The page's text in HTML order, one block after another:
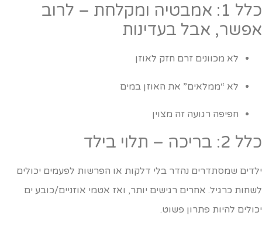
כלל 1: אמבטיה ומקלחת – לרוב
אבל בעדינות
לא מכוונים זרם חזק לאוזן
לא “ממלאים” את האוזן במים
חפיפה רגועה זה מצוין
בריכה – תלוי בילד
שמסתדרים נהדר בלי דלקות או הפרשות לפעמים יכולים
כרגיל. אחרים רגישים יותר, ואז אטמי אוזניים/כובע ים
להיות פתרון פשוט.